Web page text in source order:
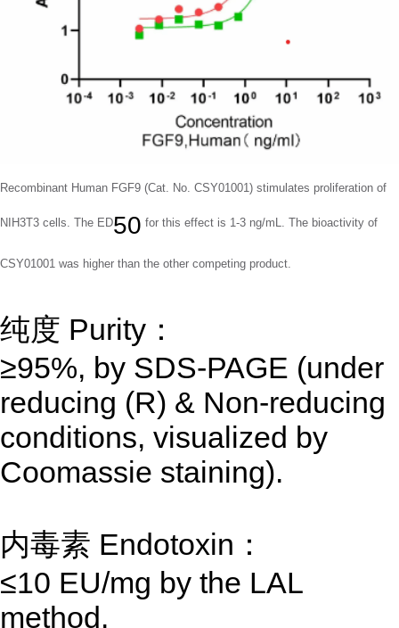
Recombinant Human FGF9 (Cat. No. CSY01001) stimulates proliferation of
NIH3T3 cells. The ED50 for this effect is 1-3 ng/mL. The bioactivity of
CSY01001 was higher than the other competing product.
纯度 Purity：
≥95%, by SDS-PAGE (under
reducing (R) & Non-reducing
conditions, visualized by
Coomassie staining).
内毒素 Endotoxin：
≤10 EU/mg by the LAL
method.